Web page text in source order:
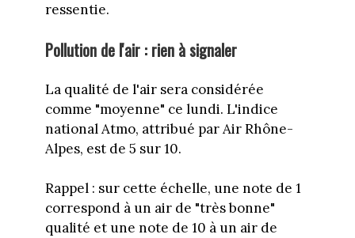
ressentie.
Pollution de l'air : rien à signaler
La qualité de l'air sera considérée
comme "moyenne" ce lundi. L'indice
national Atmo, attribué par Air Rhône-
Alpes, est de 5 sur 10.
Rappel : sur cette échelle, une note de 1
correspond à un air de "très bonne"
qualité et une note de 10 à un air de